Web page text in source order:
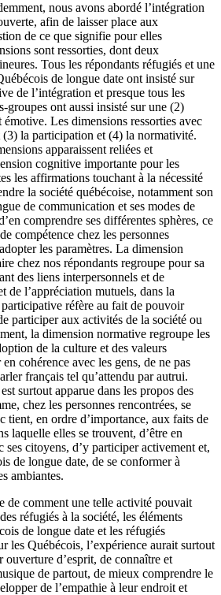
nous avons abordé l’intégration
afin de laisser place aux
de ce que signifie pour elles
sont ressorties, dont deux
Tous les répondants réfugiés et une
de longue date ont insisté sur
de l’intégration et presque tous les
groupes ont aussi insisté sur une (2)
Les dimensions ressorties avec
(3) la participation et (4) la normativité.
apparaissent reliées et
cognitive importante pour les
les affirmations touchant à la nécessité
la société québécoise, notamment son
de communication et ses modes de
comprendre ses différentes sphères, ce
compétence chez les personnes
les paramètres. La dimension
chez nos répondants regroupe pour sa
des liens interpersonnels et de
de l’appréciation mutuels, dans la
réfère au fait de pouvoir
participer aux activités de la société ou
la dimension normative regroupe les
de la culture et des valeurs
cohérence avec les gens, de ne pas
français tel qu’attendu par autrui.
surtout apparue dans les propos des
chez les personnes rencontrées, se
tient, en ordre d’importance, aux faits de
laquelle elles se trouvent, d’être en
ses citoyens, d’y participer activement et,
de longue date, de se conformer à
ambiantes.
de comment une telle activité pouvait
réfugiés à la société, les éléments
de longue date et les réfugiés
les Québécois, l’expérience aurait surtout
d’esprit, de connaître et
de partout, de mieux comprendre le
de l’empathie à leur endroit et